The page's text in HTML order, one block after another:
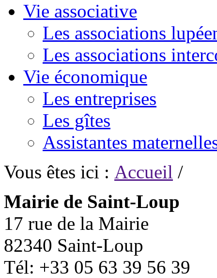
Vie associative
Les associations
Les associations
Vie économique
Les entreprises
Les gîtes
Assistantes
Vous êtes ici : Accueil /
Mairie de Saint-Loup
17 rue de la Mairie
82340 Saint-Loup
Tél: +33 05 63 39 56 39